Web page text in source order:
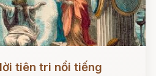
tiên tri nổi tiếng